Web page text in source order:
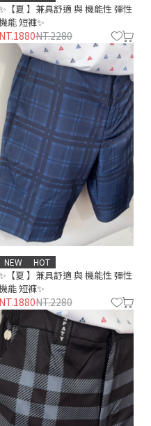
【夏 】兼具舒適 與 機能性 彈性
能 短褲✨
NT.1880NT.2280
【夏 】兼具舒適 與 機能性 彈性
能 短褲✨
NEW HOT
NT.1880NT.2280